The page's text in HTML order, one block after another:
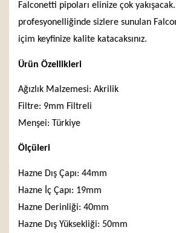
Falconetti pipoları elinize çok
profesyonelliğinde sizlere sunulan
içim keyfinize kalite katacaksınız.
Ürün Özellikleri
Ağızlık Malzemesi: Akrilik
Filtre: 9mm Filtreli
Menşei: Türkiye
Ölçüleri
Hazne Dış Çapı: 44mm
Hazne İç Çapı: 19mm
Hazne Derinliği: 40mm
Hazne Dış Yüksekliği: 50mm